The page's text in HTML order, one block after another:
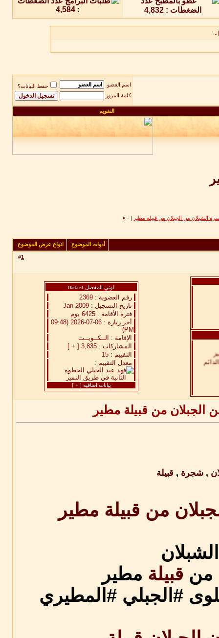
اسم العضو
حفظ البيانات؟
كلمة المرور
التقويم
الشبلان من الجبلان من قبيلة مطير -
»
أدوات الموضوع انواع عرض الموضوع
#1
هجرك
لوني المفضل Darkred
رقم العضوية : 2369
تاريخ التسجيل : Jan 2009
فترة الأقامة : 6425 يوم
أخر زيارة :
06-07-2026 (09:48
PM)
الإقامة : الــكــويــت
المشاركات : 3,835 [
+
]
التقييم : 15
معدل التقييم :
بيانات اضافيه [+
]
من قبيلة مطير
,شجرة , قبيلة
من قبيلة مطير
الشبلان
من قبيلة مطير
#الجبلي #المطيري